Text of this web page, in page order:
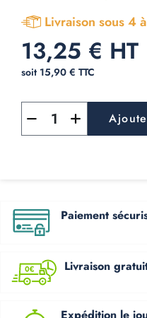
Livraison sous 4
13,25 € HT
soit 15,90 € TTC
Paiement
Livraison